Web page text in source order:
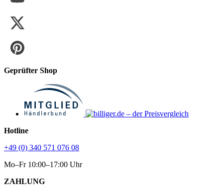
Geprüfter Shop
Hotline
+49 (0) 340 571 076 08
Mo–Fr 10:00–17:00 Uhr
ZAHLUNG